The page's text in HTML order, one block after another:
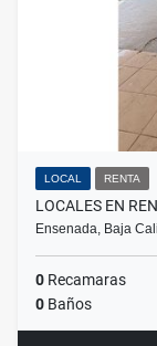
LOCAL RENTA
LOCALES EN
Ensenada, Baja
0 Recamaras
0 Baños